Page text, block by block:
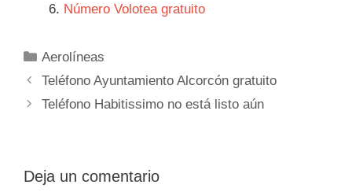
Número Volotea gratuito
Categorías
Aerolíneas
Navegación
de
Teléfono Ayuntamiento Alcorcón gratuito
Teléfono Habitissimo no está listo aún
Deja un comentario